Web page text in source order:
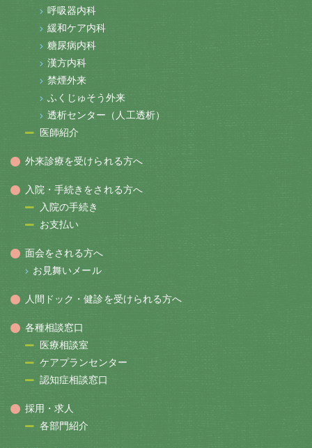
呼吸器内科
緩和ケア内科
糖尿病内科
漢方内科
禁煙外来
ふくじゅそう外来
透析センター（人工透析）
医師紹介
外来診療を受けられる方へ
入院・手続きをされる方へ
入院の手続き
お支払い
面会をされる方へ
お見舞いメール
人間ドック・健診を受けられる方へ
各種相談窓口
医療相談室
ケアプランセンター
認知症相談窓口
採用・求人
各部門紹介